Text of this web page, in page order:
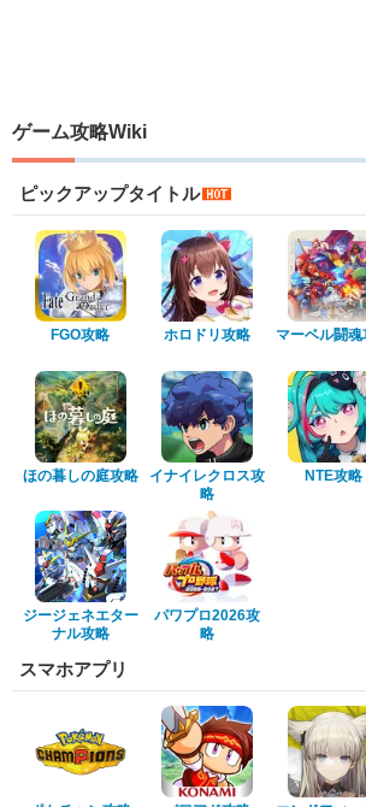
ゲーム攻略Wiki
ピックアップタイトル
FGO攻略 ホロドリ攻略 マーベル闘魂
ほの暮しの庭攻略
イナイレクロス攻
略
NTE攻略
ジージェネエター
ナル攻略
パワプロ2026攻
略
スマホアプリ